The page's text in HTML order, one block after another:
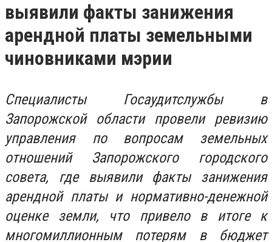
выявили факты занижения
арендной платы земельными
чиновниками мэрии
Специалисты Госаудитслужбы в
Запорожской области провели ревизию
управления по вопросам земельных
отношений Запорожского городского
совета, где выявили факты занижения
арендной платы и нормативно-денежной
оценке земли, что привело в итоге к
многомиллионным потерям в бюджет